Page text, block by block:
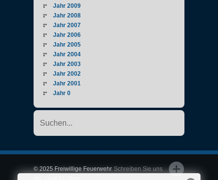
Jahr 2009
Jahr 2008
Jahr 2007
Jahr 2006
Jahr 2005
Jahr 2004
Jahr 2003
Jahr 2002
Jahr 2001
Jahr 0
Schreiben Sie uns
© 2025 Freiwillige Feuerwehr